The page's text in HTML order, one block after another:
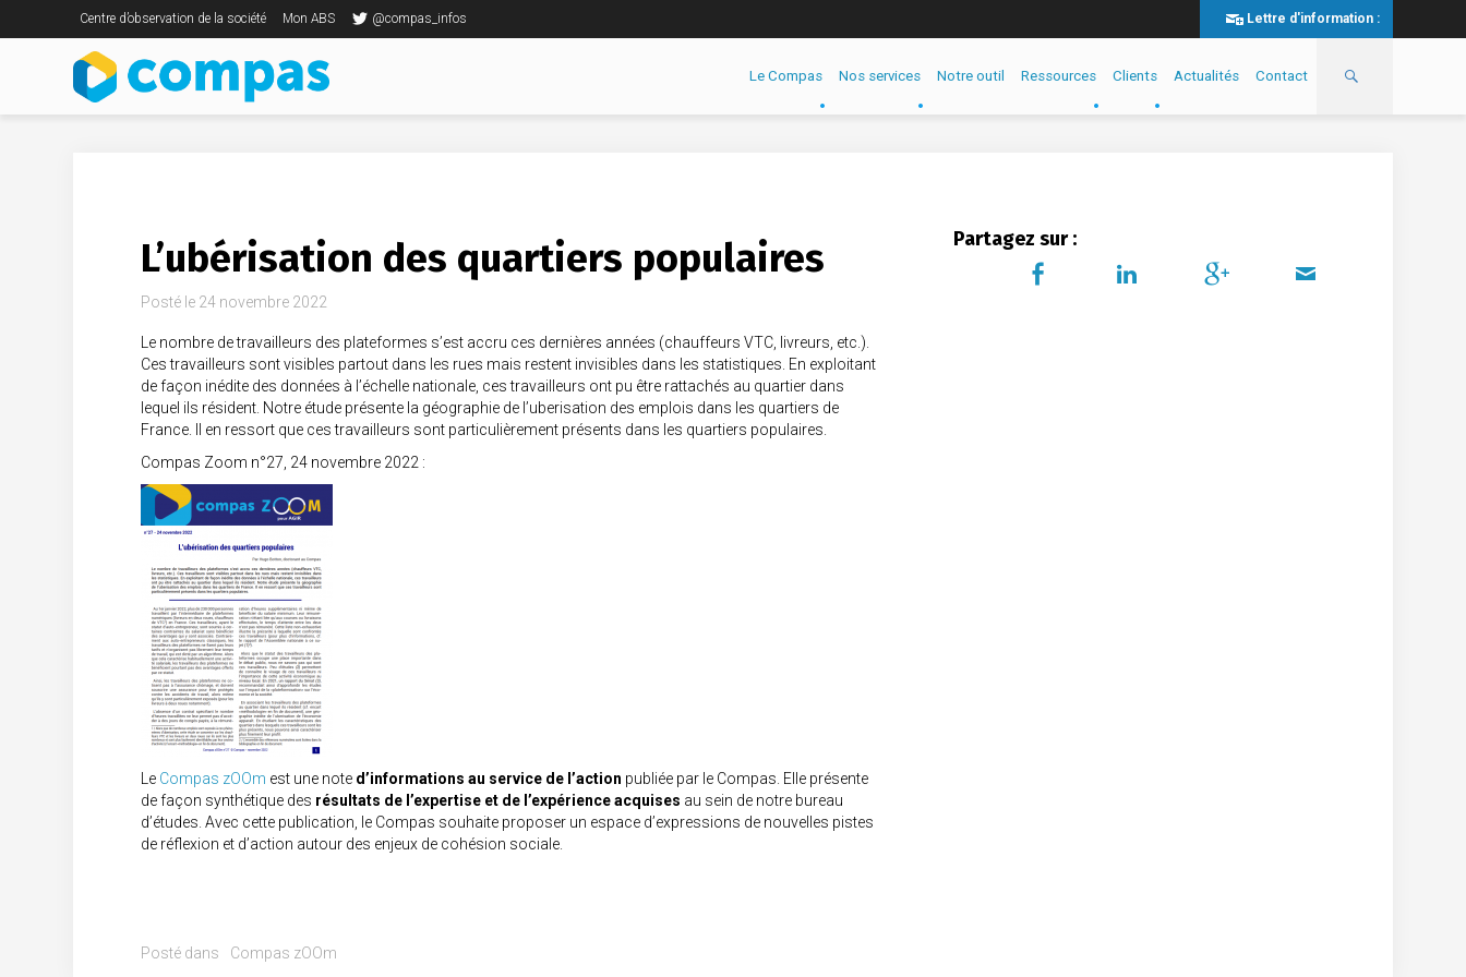
Centre d’observation de la société Mon ABS @compas_infos Lettre d'information :
Le Compas Nos services Notre outil Ressources Clients Actualités Contact
L’ubérisation des quartiers populaires
Posté le 24 novembre 2022
Le nombre de travailleurs des plateformes s’est accru ces dernières années (chauffeurs VTC, livreurs, etc.).
Ces travailleurs sont visibles partout dans les rues mais restent invisibles dans les statistiques. En exploitant
de façon inédite des données à l’échelle nationale, ces travailleurs ont pu être rattachés au quartier dans
lequel ils résident. Notre étude présente la géographie de l’uberisation des emplois dans les quartiers de
France. Il en ressort que ces travailleurs sont particulièrement présents dans les quartiers populaires.
Compas Zoom n°27, 24 novembre 2022 :
Le Compas zOOm est une note d’informations au service de l’action publiée par le Compas. Elle présente
de façon synthétique des résultats de l’expertise et de l’expérience acquises au sein de notre bureau
d’études. Avec cette publication, le Compas souhaite proposer un espace d’expressions de nouvelles pistes
de réflexion et d’action autour des enjeux de cohésion sociale.
Posté dans Compas zOOm
Partagez sur :